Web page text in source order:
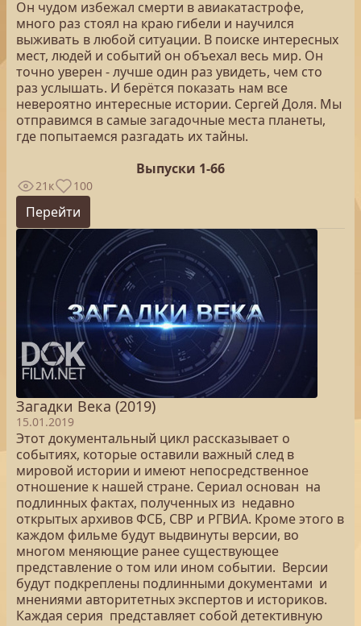
Он чудом избежал смерти в авиакатастрофе,
много раз стоял на краю гибели и научился
выживать в любой ситуации. В поиске интересных
мест, людей и событий он объехал весь мир. Он
точно уверен - лучше один раз увидеть, чем сто
раз услышать. И берётся показать нам все
невероятно интересные истории. Сергей Доля. Мы
отправимся в самые загадочные места планеты,
где попытаемся разгадать их тайны.
Выпуски 1-66
21к 100
Перейти
Загадки Века (2019)
15.01.2019
Этот документальный цикл рассказывает о
событиях, которые оставили важный след в
мировой истории и имеют непосредственное
отношение к нашей стране. Сериал основан на
подлинных фактах, полученных из недавно
открытых архивов ФСБ, СВР и РГВИА. Кроме этого в
каждом фильме будут выдвинуты версии, во
многом меняющие ранее существующее
представление о том или ином событии. Версии
будут подкреплены подлинными документами и
мнениями авторитетных экспертов и историков.
Каждая серия представляет собой детективную